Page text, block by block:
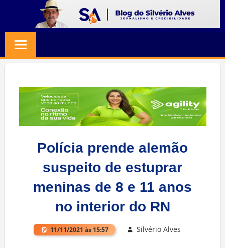
content
SILVERIO
ALVES
Jornalismo
Credibilidade
Polícia prende alemão
suspeito de estuprar
meninas de 8 e 11 anos
no interior do RN
11/11/2021 às 15:57 Silvério Alves